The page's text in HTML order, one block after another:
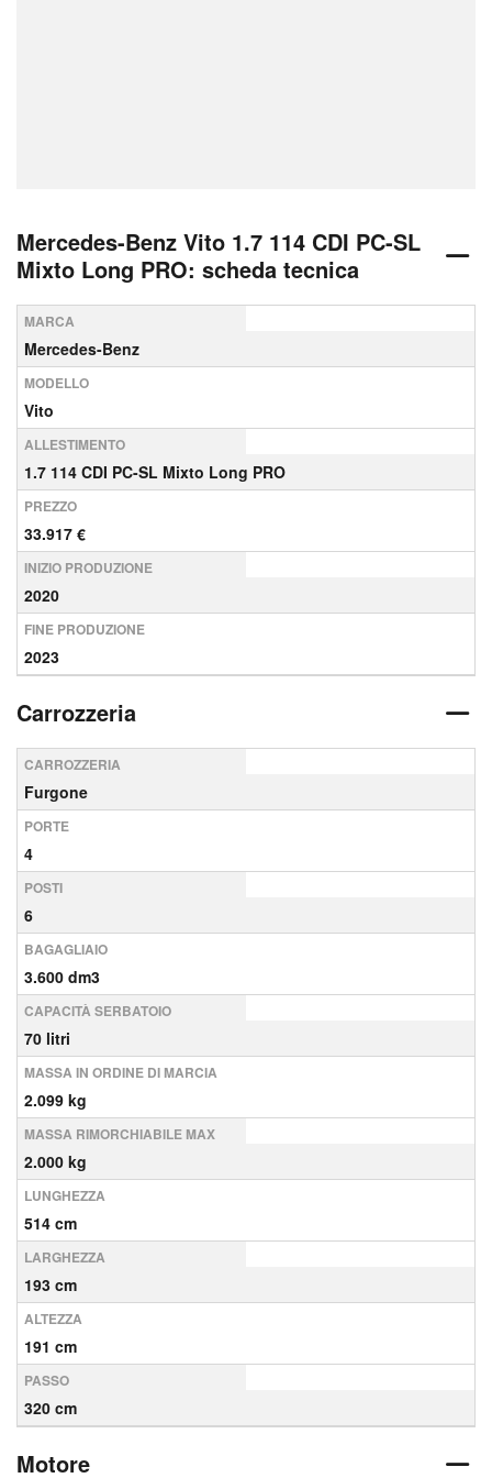
Mercedes-Benz Vito 1.7 114 CDI PC-SL
Mixto Long PRO: scheda tecnica
MARCA
Mercedes-Benz
MODELLO
Vito
ALLESTIMENTO
1.7 114 CDI PC-SL Mixto Long PRO
PREZZO
33.917 €
INIZIO PRODUZIONE
2020
FINE PRODUZIONE
2023
Carrozzeria
CARROZZERIA
Furgone
PORTE
4
POSTI
6
BAGAGLIAIO
3.600 dm3
CAPACITÀ SERBATOIO
70 litri
MASSA IN ORDINE DI MARCIA
2.099 kg
MASSA RIMORCHIABILE MAX
2.000 kg
LUNGHEZZA
514 cm
LARGHEZZA
193 cm
ALTEZZA
191 cm
PASSO
320 cm
Motore